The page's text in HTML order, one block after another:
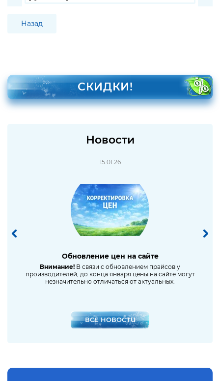
СКИДКИ!
Новости
15.01.26
Обновление цен на сайте
Внимание! В связи с обновлением прайсов у
производителей, до конца января цены на сайте могут
незначительно отличаться от актуальных.
ВСЕ НОВОСТИ
Назад